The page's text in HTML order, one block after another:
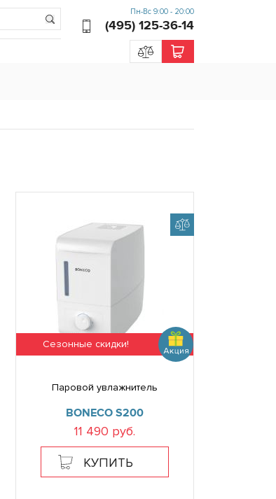
Пн-Вс 9:00 - 20:00
(495) 125-36-14
Сезонные скидки!
Паровой увлажнитель
BONECO S200
11 490 руб.
КУПИТЬ